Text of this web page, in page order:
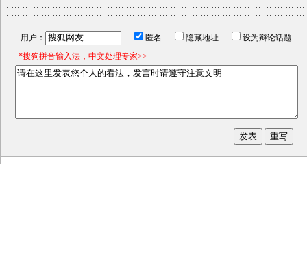
用户： 匿名 隐藏地址
设为辩论话题
*搜狗拼音输入法，中文处理专家>>